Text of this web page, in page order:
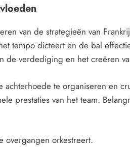
van de strategieën van
tempo dicteert en de bal
de verdediging en het creëren
achterhoede te organiseren en
prestaties van het team.
overgangen orkestreert.